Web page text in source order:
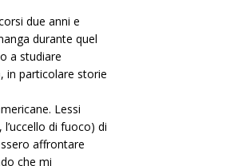
due anni e
durante quel
a studiare
in particolare storie
Lessi
di fuoco) di
affrontare
che mi